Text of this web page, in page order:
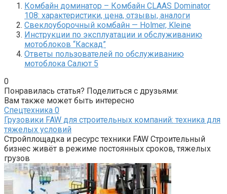
Комбайн доминатор – Комбайн CLAAS Dominator
108: характеристики, цена, отзывы, аналоги
Свеклоуборочный комбайн — Holmer, Kleine
Инструкции по эксплуатации и обслуживанию
мотоблоков “Каскад”
Ответы пользователей по обслуживанию
мотоблока Салют 5
0
Понравилась статья? Поделиться с друзьями:
Вам также может быть интересно
Спецтехника 0
Грузовики FAW для строительных компаний: техника для
тяжелых условий
Стройплощадка и ресурс техники FAW Строительный
бизнес живёт в режиме постоянных сроков, тяжелых
грузов